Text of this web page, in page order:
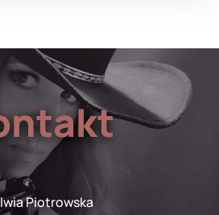
Piotrowska